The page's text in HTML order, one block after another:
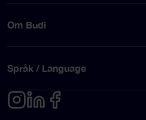
Om Budi
Språk / Language